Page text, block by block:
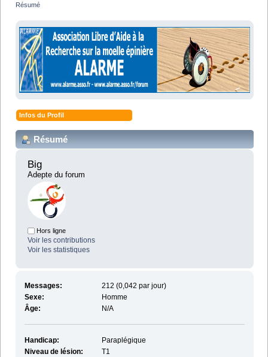
Résumé
Infos du Profil
Résumé
Big
Adepte du forum
Hors ligne
Voir les contributions
Voir les statistiques
Messages:
212 (0,042 par jour)
Sexe:
Homme
Âge:
N/A
Handicap:
Paraplégique
Niveau de lésion:
T1